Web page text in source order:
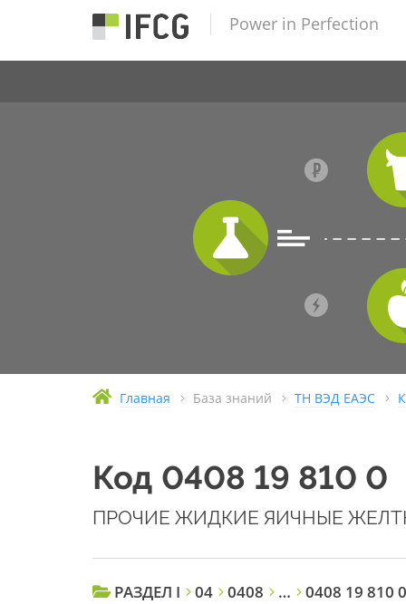
Power in Perfection
Главная База знаний ТН ВЭД ЕАЭС
Код 0408 19 810 0
ПРОЧИЕ ЖИДКИЕ ЯИЧНЫЕ
РАЗДЕЛ I 04 0408 … 0408 19 810 0